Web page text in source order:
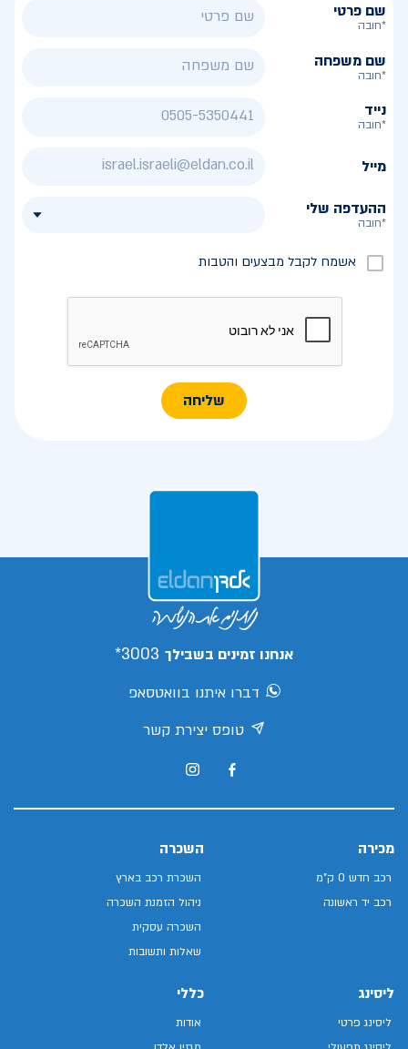
שם פרטי
*חובה
שם משפחה
*חובה
נייד
*חובה
מייל
ההעדפה שלי
*חובה
אשמח לקבל מבצעים והטבות
שליחה
אנחנו זמינים בשבילך 3003*
דברו איתנו בוואטסאפ
טופס יצירת קשר
מכירה
רכב חדש 0 ק"מ
רכב יד ראשונה
השכרה
השכרת רכב בארץ
ניהול הזמנת השכרה
השכרה עסקית
שאלות ותשובות
ליסינג
ליסינג פרטי
כללי
אודות